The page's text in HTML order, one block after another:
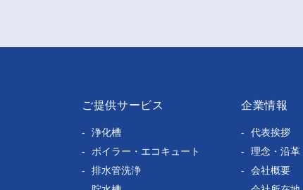
ご提供サービス
浄化槽
ボイラー・エコキュート
排水管洗浄
企業情報
代表挨拶
理念・沿革
会社概要